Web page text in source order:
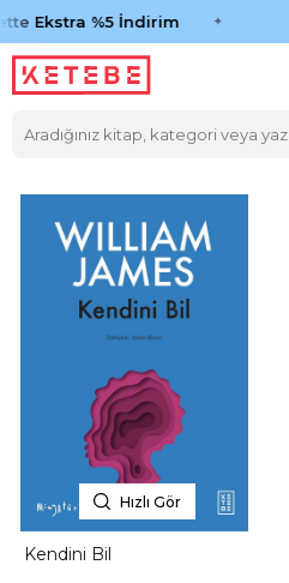
Ekstra %5 İndirim
Hızlı Gör
Kendini Bil